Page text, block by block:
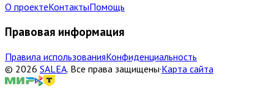
О проектеКонтактыПомощь
Правовая информация
Правила использованияКонфиденциальность
© 2026 SALEA. Все права защищены·Карта сайта